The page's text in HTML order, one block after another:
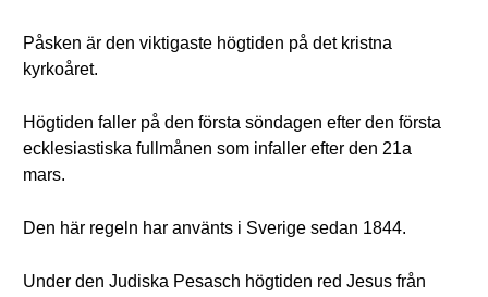
Påsken är den viktigaste högtiden på det kristna
kyrkoåret.
Högtiden faller på den första söndagen efter den första
ecklesiastiska fullmånen som infaller efter den 21a
mars.
Den här regeln har använts i Sverige sedan 1844.
Under den Judiska Pesasch högtiden red Jesus från